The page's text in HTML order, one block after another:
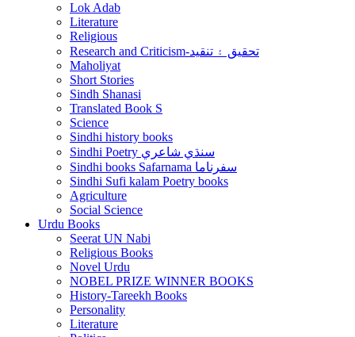
Lok Adab
Literature
Religious
Research and Criticism-تحقيق ۽ تنقيد
Maholiyat
Short Stories
Sindh Shanasi
Translated Book S
Science
Sindhi history books
Sindhi Poetry سنڌي شاعري
Sindhi books Safarnama سفرناما
Sindhi Sufi kalam Poetry books
Agriculture
Social Science
Urdu Books
Seerat UN Nabi
Religious Books
Novel Urdu
NOBEL PRIZE WINNER BOOKS
History-Tareekh Books
Personality
Literature